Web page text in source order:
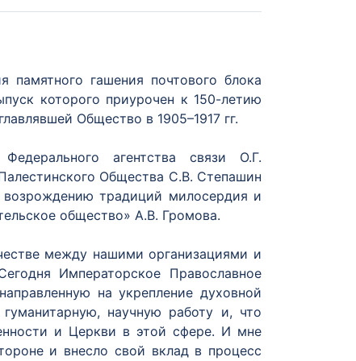
гашения почтового блока
которого приурочен к 150-летию
Общество в 1905–1917 гг.
агентства связи О.Г.
Общества С.В. Степашин
возрождению традиций милосердия и
общество» А.В. Громова.
между нашими организациями и
Императорское Православное
на укрепление духовной
научную работу и, что
и Церкви в этой сфере. И мне
и внесло свой вклад в процесс